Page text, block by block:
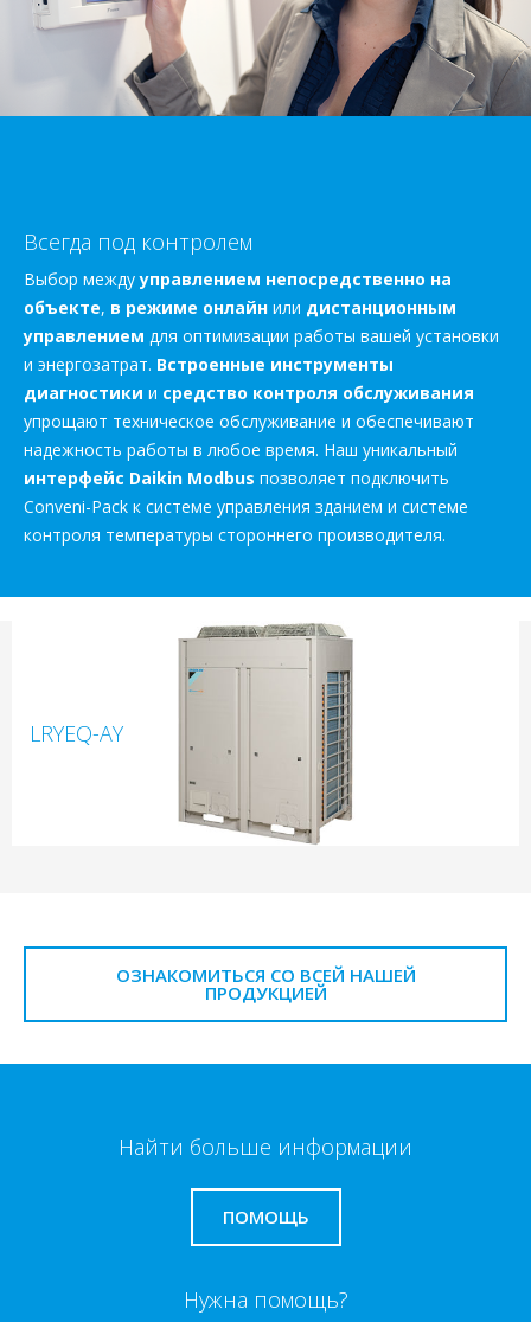
Всегда под контролем
Выбор междууправлением непосредственно на
объекте, в режиме онлайн или дистанционным
управлением для оптимизации работы вашей установки
и энергозатрат. Встроенные инструменты
диагностики и средство контроля обслуживания
упрощают техническое обслуживание и обеспечивают
надежность работы в любое время. Наш уникальный
интерфейс Daikin Modbus позволяет подключить
Conveni-Pack к системе управления зданием и системе
контроля температуры стороннего производителя.
LRYEQ-AY
ОЗНАКОМИТЬСЯ СО ВСЕЙ НАШЕЙ
ПРОДУКЦИЕЙ
Найти больше информации
ПОМОЩЬ
Нужна помощь?